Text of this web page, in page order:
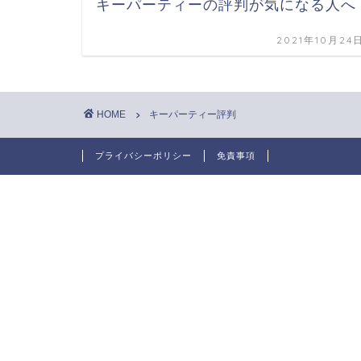
キーパーティーの評判が気になる人へ
2021年10月24
HOME キーパーティー評判
プライバシーポリシー 免責事項